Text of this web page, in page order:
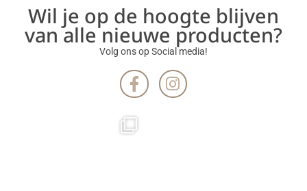
Wil je op de hoogte blijven
van alle nieuwe producten?
Volg ons op Social media!